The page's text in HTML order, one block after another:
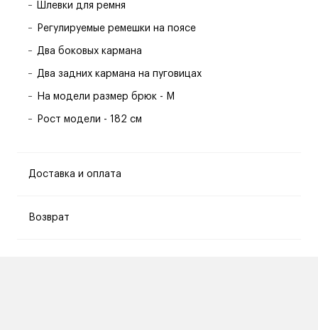
Шлевки для ремня
Регулируемые ремешки на поясе
Два боковых кармана
Два задних кармана на пуговицах
На модели размер брюк - M
Рост модели - 182 см
Доставка и оплата
Возврат